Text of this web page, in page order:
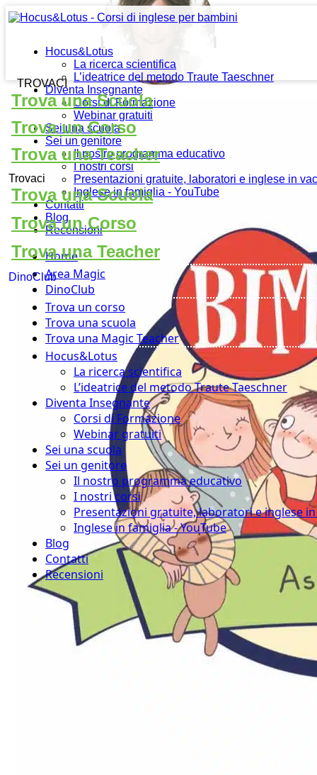
Hocus&Lotus
La ricerca scientifica
L’ideatrice del metodo Traute Taeschner
Diventa Insegnante
Corsi di Formazione
Webinar gratuiti
Sei una scuola
Sei un genitore
Il nostro programma educativo
I nostri corsi
Presentazioni gratuite, laboratori e inglese in
Inglese in famiglia - YouTube
Contatti
Blog
Recensioni
Home
Area Magic
DinoClub
Trova un corso
Trova una scuola
Trova una Magic Teacher
Hocus&Lotus
La ricerca scientifica
L’ideatrice del metodo Traute Taeschner
Diventa Insegnante
Corsi di Formazione
Webinar gratuiti
Sei una scuola
Sei un genitore
Il nostro programma educativo
I nostri corsi
Presentazioni gratuite, laboratori e inglese in
Inglese in famiglia - YouTube
Blog
Contatti
Recensioni
TROVACI
Trova una Scuola
Trova un Corso
Trova una Teacher
Trovaci
Trova una Scuola
Trova un Corso
Trova una Teacher
DinoClub
BIM BUM BAM